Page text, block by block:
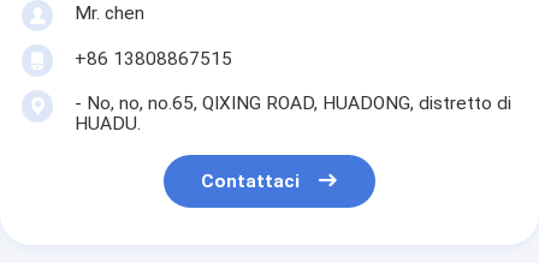
Mr. chen
+86 13808867515
- No, no, no.65, QIXING ROAD, HUADONG, distretto di
HUADU.
Contattaci